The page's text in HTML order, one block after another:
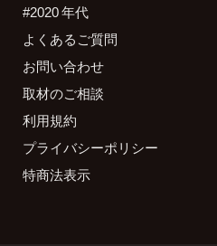
#2020 年代
よくあるご質問
お問い合わせ
取材のご相談
利用規約
プライバシーポリシー
特商法表示